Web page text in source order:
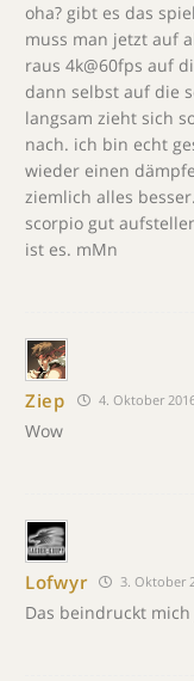
oha? gibt es das
muss man jetzt auf
raus 4k@60fps auf
dann selbst auf die
langsam zieht sich
nach. ich bin echt
wieder einen
ziemlich alles
scorpio gut
ist es. mMn
Ziep 4. Oktober
Wow
Lofwyr 3. Oktober
Das beindruckt